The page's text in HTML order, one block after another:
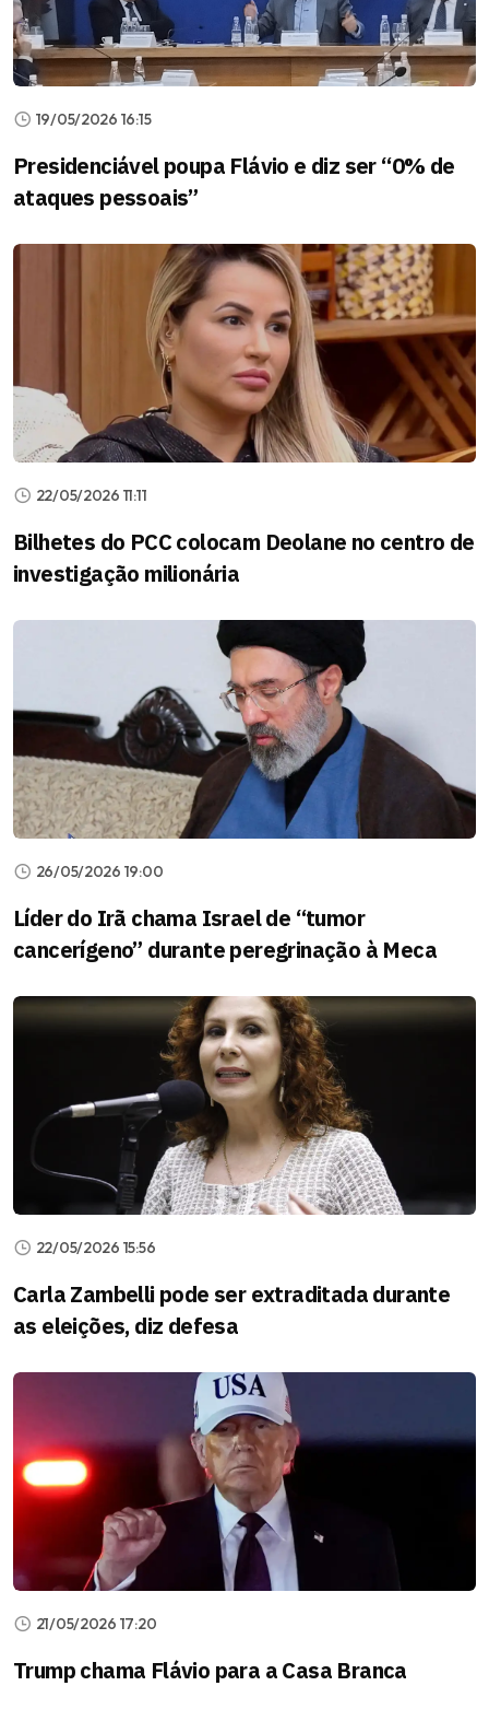
19/05/2026 16:15
Presidenciável poupa Flávio e diz ser “0% de
ataques pessoais”
22/05/2026 11:11
Bilhetes do PCC colocam Deolane no centro de
investigação milionária
26/05/2026 19:00
Líder do Irã chama Israel de “tumor
cancerígeno” durante peregrinação à Meca
22/05/2026 15:56
Carla Zambelli pode ser extraditada durante
as eleições, diz defesa
21/05/2026 17:20
Trump chama Flávio para a Casa Branca